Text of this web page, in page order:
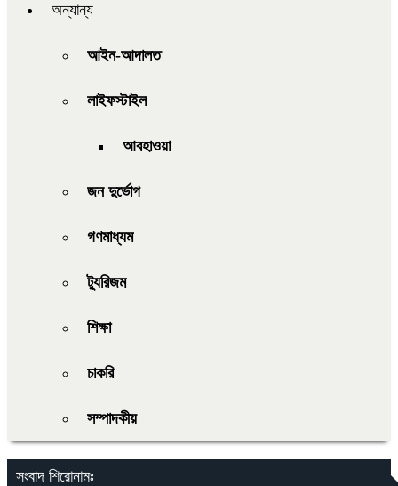
অন্যান্য
আইন-আদালত
লাইফস্টাইল
আবহাওয়া
জন দুর্ভোগ
গণমাধ্যম
ট্যুরিজম
শিক্ষা
চাকরি
সম্পাদকীয়
সংবাদ শিরোনামঃ